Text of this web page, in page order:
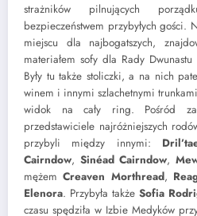
strażników pilnujących
bezpieczeństwem przybyłych gości.
miejscu dla najbogatszych,
materiałem sofy dla Rady
Były tu także stoliczki, a na nich
winem i innymi szlachetnymi
widok na cały ring. Pośród
przedstawiciele najróżniejszych
przybyli między innymi:
Cairndow, Sinéad Cairndow,
mężemCreaven Morthread,
Elenora. Przybyła także Sofia
czasu spędziła w Izbie Medyków